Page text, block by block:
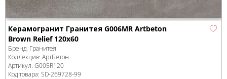
Керамогранит Гранитея G006MR Artbeton
Brown Relief 120x60
Бренд: Гранитея
Коллекция: АртБетон
Артикул: G005R120
Код товара: SD-269728-99